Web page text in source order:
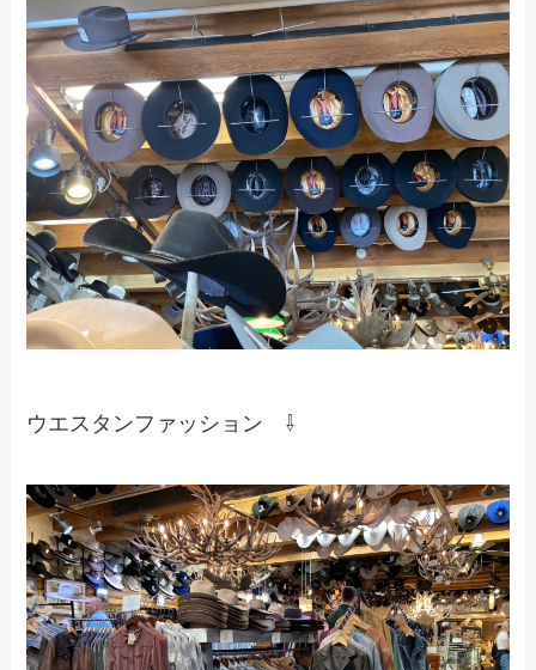
ウエスタンファッション ⇩